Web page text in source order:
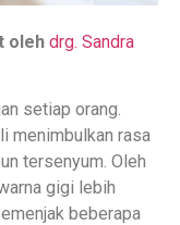
oleh drg. Sandra
setiap orang.
menimbulkan rasa
tersenyum. Oleh
gigi lebih
beberapa